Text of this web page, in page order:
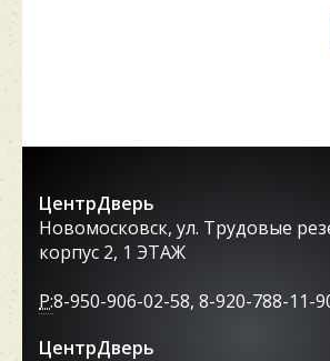
ЦентрДверь
Новомосковск, ул. Трудовые
корпус 2, 1 ЭТАЖ
P:8-950-906-02-58, 8-920-788-11-
ЦентрДверь